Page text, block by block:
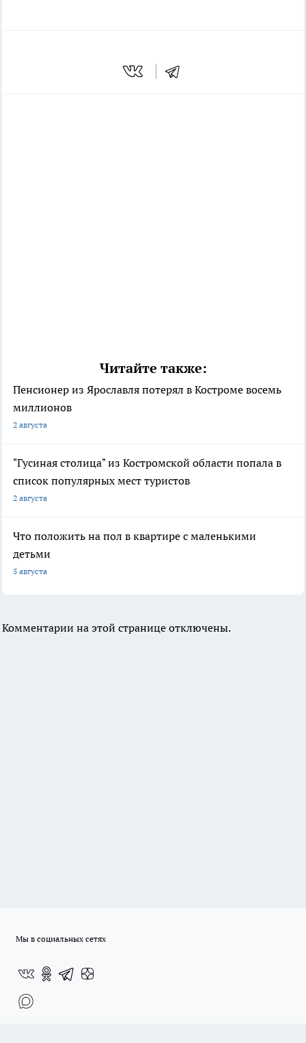
Читайте также:
Пенсионер из Ярославля потерял в Костроме восемь
миллионов
2 августа
"Гусиная столица" из Костромской области попала в
список популярных мест туристов
2 августа
Что положить на пол в квартире с маленькими
детьми
5 августа
Комментарии на этой странице отключены.
Мы в социальных сетях